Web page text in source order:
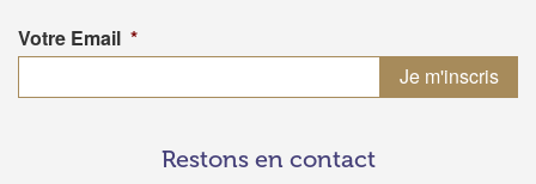
Votre Email *
Restons en contact